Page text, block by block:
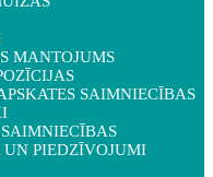
MANTOJUMS
SAIMNIECĪBAS
SAIMNIECĪBAS
PIEDZĪVOJUMI